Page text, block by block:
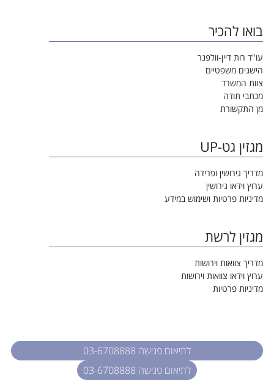
בואו להכיר
עו"ד רות דיין-וולפנר
הישגים משפטיים
צוות המשרד
מכתבי תודה
מן התקשורת
מגזין גט-UP
מדריך גירושין ופרידה
ערוץ וידאו גירושין
מדיניות פרטיות ושימוש במידע
מגזין לרשת
מדריך צוואות וירושות
ערוץ וידאו צוואות וירושות
מדיניות פרטיות
לתיאום פגישה 03-6708888
לתיאום פגישה 03-6708888